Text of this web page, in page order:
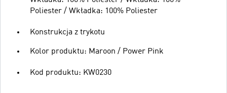
Poliester / Wkładka: 100% Poliester
Konstrukcja z trykotu
Kolor produktu: Maroon / Power Pink
Kod produktu: KW0230